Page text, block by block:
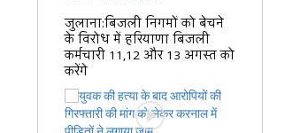
जुलाना:बिजली निगमों को बेचने
के विरोध में हरियाणा बिजली
कर्मचारी 11,12 और 13 अगस्त को
करेंगे